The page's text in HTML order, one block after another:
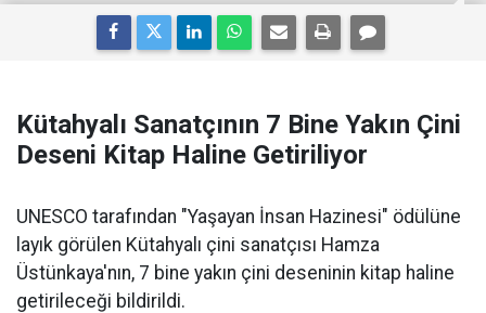
Kütahyalı Sanatçının 7 Bine Yakın Çini
Deseni Kitap Haline Getiriliyor
UNESCO tarafından "Yaşayan İnsan Hazinesi" ödülüne
layık görülen Kütahyalı çini sanatçısı Hamza
Üstünkaya'nın, 7 bine yakın çini deseninin kitap haline
getirileceği bildirildi.